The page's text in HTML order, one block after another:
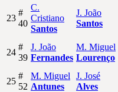
23
#
40
C.
Cristiano
Santos
J. João
Santos
24
#
39
J. João
Fernandes
M. Miguel
Lourenço
25
#
52
M. Miguel
Antunes
J. José
Alves